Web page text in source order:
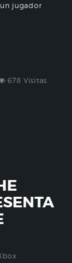
jugador
678 Visitas